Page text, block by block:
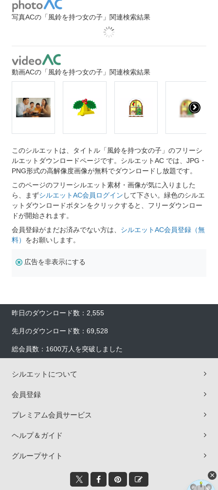
写真ACの「風鈴を持つ女の子」関連検索結果
動画ACの「風鈴を持つ女の子」関連検索結果
このシルエットは、タイトル「風鈴を持つ女の子」のフリーシ
ルエットダウンロードページです。シルエットAC では、JPG・
PNG形式の高解像度画像が無料でダウンロードし放題です。
このページのフリーシルエット素材・画像が気に入りました
ら、まずシルエットAC会員ログイン して下さい。緑色のシルエ
ットダウンロードボタンをクリックすると、フリーダウンロー
ドが開始されます。
会員登録がまだお済みでない方は、 シルエットAC会員登録（無
料） をお願いします。
広告を非表示にする
昨日のダウンロード数：2,555
先月のダウンロード数：69,528
総会員数：1600万人を突破しました
シルエットについて
会員登録
プレミアム会員サービス
ヘルプ＆ガイド
グループサイト
×